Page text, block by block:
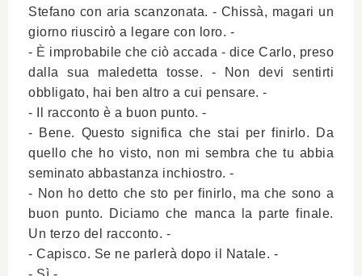
Stefano con aria scanzonata. - Chissà, magari un
giorno riuscirò a legare con loro. -
- È improbabile che ciò accada - dice Carlo, preso
dalla sua maledetta tosse. - Non devi sentirti
obbligato, hai ben altro a cui pensare. -
- Il racconto è a buon punto. -
- Bene. Questo significa che stai per finirlo. Da
quello che ho visto, non mi sembra che tu abbia
seminato abbastanza inchiostro. -
- Non ho detto che sto per finirlo, ma che sono a
buon punto. Diciamo che manca la parte finale.
Un terzo del racconto. -
- Capisco. Se ne parlerà dopo il Natale. -